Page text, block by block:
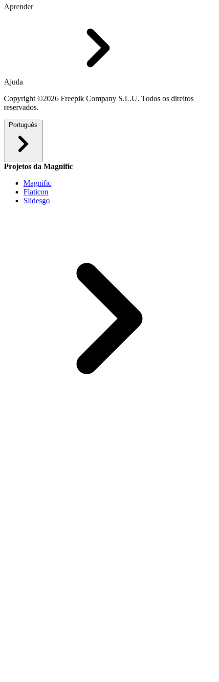
Aprender
Ajuda
Copyright ©2026 Freepik Company S.L.U. Todos os direitos
reservados.
Português
Projetos da Magnific
Magnific
Flaticon
Slidesgo